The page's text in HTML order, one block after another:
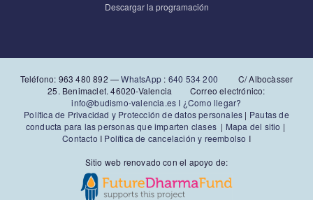
Descargar la programación
Teléfono: 963 480 892‬ —WhatsApp : 640 534 200 C/ Albocàsser
25. Benimaclet. 46020-Valencia Correo electrónico:
info@budismo-valencia.es I ¿Como llegar?
Política de Privacidad y Protección de datos personales | Pautas de
conducta para las personas que imparten clases| Mapa del sitio |
Contacto I Política de cancelación y reembolso I
Sitio web renovado con el apoyo de: